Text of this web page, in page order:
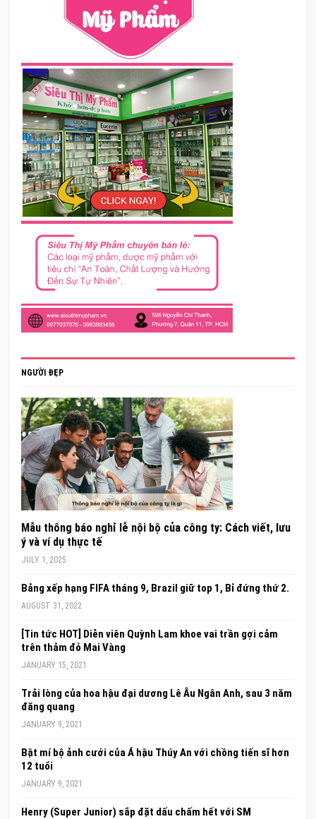
NGƯỜI ĐẸP
Mẫu thông báo nghỉ lễ nội bộ của công ty: Cách viết, lưu
ý và ví dụ thực tế
JULY 1, 2025
Bảng xếp hạng FIFA tháng 9, Brazil giữ top 1, Bỉ đứng thứ 2.
AUGUST 31, 2022
[Tin tức HOT] Diễn viên Quỳnh Lam khoe vai trần gợi cảm
trên thảm đỏ Mai Vàng
JANUARY 15, 2021
Trải lòng của hoa hậu đại dương Lê Âu Ngân Anh, sau 3 năm
đăng quang
JANUARY 9, 2021
Bật mí bộ ảnh cưới của Á hậu Thúy An với chồng tiến sĩ hơn
12 tuổi
JANUARY 9, 2021
Henry (Super Junior) sắp đặt dấu chấm hết với SM